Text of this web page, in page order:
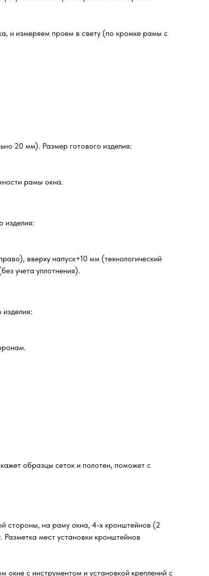
и измеряем проем в свету (по кромке рамы с
20 мм). Размер готового изделия:
рамы окна.
изделия:
вверху напуск+10 мм (технологический
учета уплотнения).
образцы сеток и полотен, поможет с
стороны, на раму окна, 4-х кронштейнов (2
мест установки кронштейнов
окне с инструментом и установкой креплений с